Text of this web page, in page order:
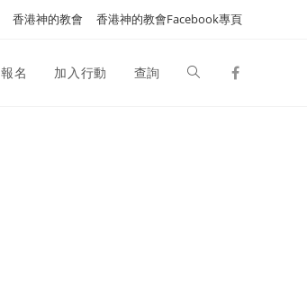
香港神的教會 香港神的教會Facebook專頁
報名 加入行動 查詢